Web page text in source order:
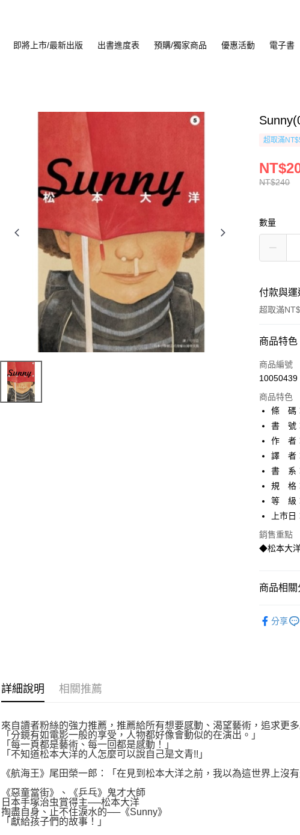
即將上市/最新出版 出書進度表 預購/獨家商品 優惠活動 電子書
超取滿
NT$240
數量
付款與運
超取滿
付款方式
信用卡一次
AFTEE先
相關說明
AFTEE先
便利好安
１．簡單
２．便利
３．安心
１．於結
付」結帳
２．訂單
３．收到
絡購買商
先享後付
是否繳費
付客戶支援
「AFTEE
結果請求
５．嚴禁
ATM付款
運送方式
全家取貨
每筆
付款後全家
付款後萊
國家/地區
商品特色
商品編號
10050439
商品特色
條 碼
書 號
作 者
譯 者
書 系
規 格
等 級
上市
銷售重點
◆松本大
商品相關
分享
詳細說明 相關推薦
來自讀者粉絲的強力推薦，推薦給所有想要感動、渴望藝術，追求更多
「分鏡有如電影一般的享受，人物都好像會動似的在演出。」
「每一頁都是藝術、每一回都是感動！」
「不知道松本大洋的人怎麼可以說自己是文青!!」
《航海王》尾田榮一郎：「在見到松本大洋之前，我以為這世界上沒有
《惡童當街》、《乒乓》鬼才大師
日本手塚治虫賞得主──松本大洋
掏盡自身、止不住淚水的──《Sunny》
「獻給孩子們的故事！」